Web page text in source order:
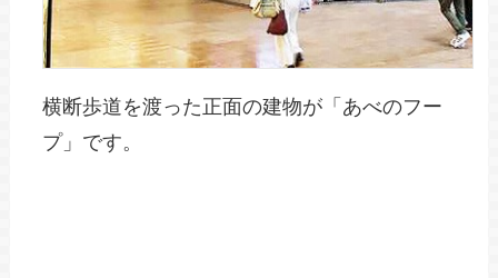
横断歩道を渡った正面の建物が「あべのフー
プ」です。